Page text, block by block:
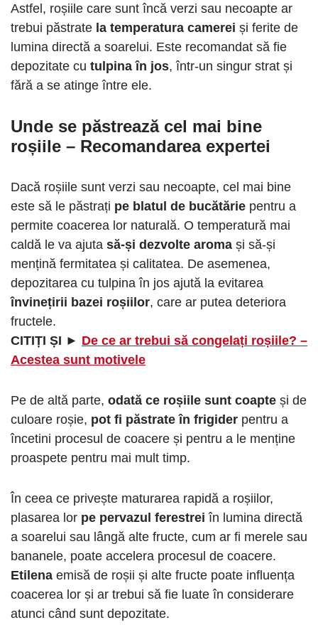
Astfel, roșiile care sunt încă verzi sau necoapte ar
trebui păstrate la temperatura camerei și ferite de
lumina directă a soarelui. Este recomandat să fie
depozitate cu tulpina în jos, într-un singur strat și
fără a se atinge între ele.
Unde se păstrează cel mai bine
roșiile – Recomandarea expertei
Dacă roșiile sunt verzi sau necoapte, cel mai bine
este să le păstrați pe blatul de bucătărie pentru a
permite coacerea lor naturală. O temperatură mai
caldă le va ajuta să-și dezvolte aroma și să-și
mențină fermitatea și calitatea. De asemenea,
depozitarea cu tulpina în jos ajută la evitarea
învinețirii bazei roșiilor, care ar putea deteriora
fructele.
CITIȚI ȘI ► De ce ar trebui să congelați roșiile? –
Acestea sunt motivele
Pe de altă parte, odată ce roșiile sunt coapte și de
culoare roșie, pot fi păstrate în frigider pentru a
încetini procesul de coacere și pentru a le menține
proaspete pentru mai mult timp.
În ceea ce privește maturarea rapidă a roșiilor,
plasarea lor pe pervazul ferestreiîn lumina directă
a soarelui sau lângă alte fructe, cum ar fi merele sau
bananele, poate accelera procesul de coacere.
Etilena emisă de roșii și alte fructe poate influența
coacerea lor și ar trebui să fie luate în considerare
atunci când sunt depozitate.